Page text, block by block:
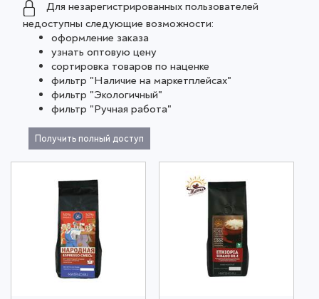
Для незарегистрированных пользователей
недоступны следующие возможности:
оформление заказа
узнать оптовую цену
сортировка товаров по наценке
фильтр "Наличие на маркетплейсах"
фильтр "Экологичный"
фильтр "Ручная работа"
Получить полный доступ